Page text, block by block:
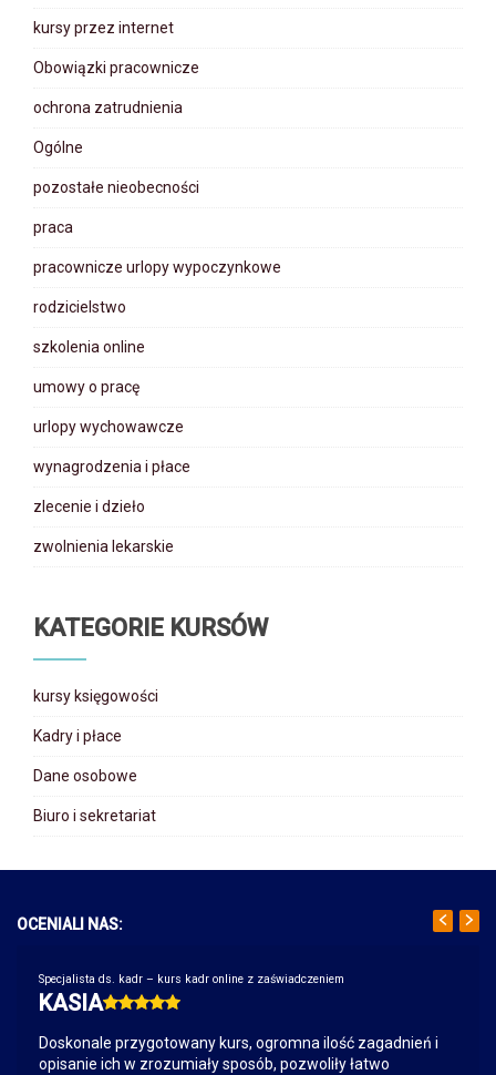
kursy przez internet
Obowiązki pracownicze
ochrona zatrudnienia
Ogólne
pozostałe nieobecności
praca
pracownicze urlopy wypoczynkowe
rodzicielstwo
szkolenia online
umowy o pracę
urlopy wychowawcze
wynagrodzenia i płace
zlecenie i dzieło
zwolnienia lekarskie
KATEGORIE KURSÓW
kursy księgowości
Kadry i płace
Dane osobowe
Biuro i sekretariat
OCENIALI NAS:
Specjalista ds. kadr – kurs kadr online z zaświadczeniem
KASIA
Doskonale przygotowany kurs, ogromna ilość zagadnień i
opisanie ich w zrozumiały sposób, pozwoliły łatwo